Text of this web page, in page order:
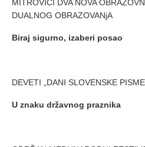
MITROVICI DVA NOVA
DUALNOG OBRAZOVANjA
Biraj sigurno, izaberi posao
DEVETI „DANI SLOVENSKE
U znaku državnog praznika